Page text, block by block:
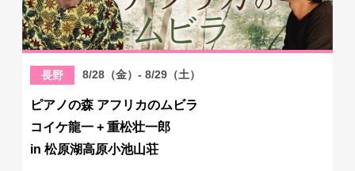
長野 8/28（金）- 8/29（土）
ピアノの森 アフリカのムビラ
コイケ龍一 + 重松壮一郎
in 松原湖高原小池山荘